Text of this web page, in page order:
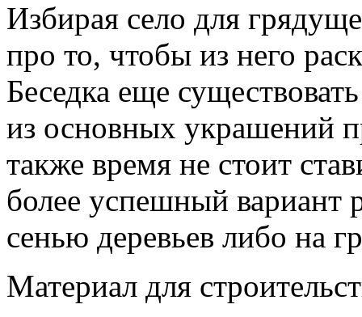
Избирая село для
про то, чтобы из него
Беседка еще
из основных украшений
также время не стоит
более успешный вариант
сенью деревьев либо на
Материал для